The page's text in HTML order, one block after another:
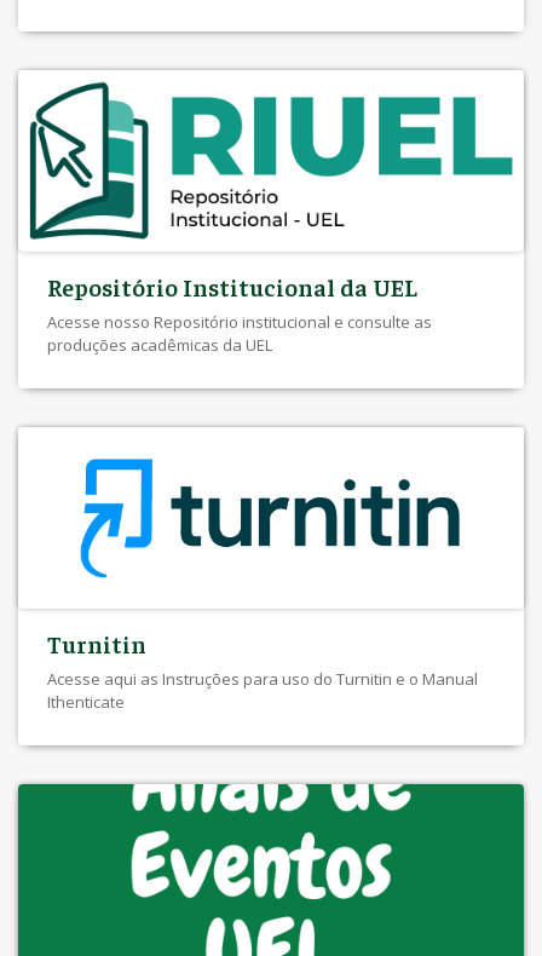
Repositório Institucional da UEL
Acesse nosso Repositório institucional e consulte as
produções acadêmicas da UEL
Turnitin
Acesse aqui as Instruções para uso do Turnitin e o Manual
Ithenticate